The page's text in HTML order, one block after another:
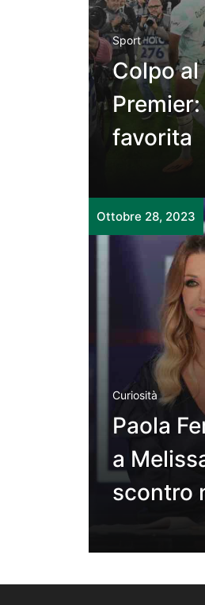
Sport
Colpo al
Premier:
favorita
Ottobre 28, 2023
Curiosità
Paola
a
scontro